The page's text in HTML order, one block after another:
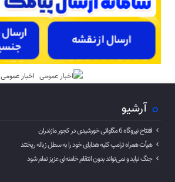
اخبار عمومی
آرشیو
افتتاح نیروگاه 6 مگاواتی خورشیدی در کجور مازندران
هیأت همراه ترامپ کلیه هدایای خود را به سطل زباله ریختند
جنگ نباید و نمی‌تواند بدون انتقام خامنه‌ای عزیز تمام شود